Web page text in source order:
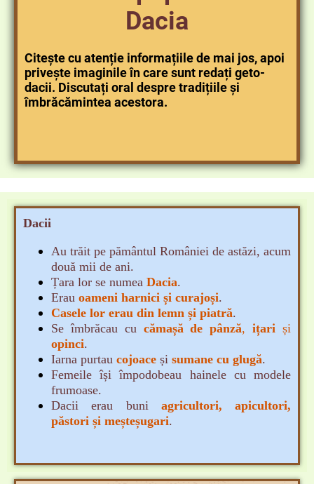
Dacia
Citește cu atenție informațiile de mai jos, apoi
privește imaginile în care sunt redați geto-
dacii. Discutați oral despre tradițiile și
îmbrăcămintea acestora.
Dacii
Au trăit pe pământul României de astăzi, acum
două mii de ani.
Țara lor se numea Dacia.
Erau oameni harnici și curajoși.
Casele lor erau din lemn și piatră.
Se îmbrăcau cu cămașă de pânză,ițari și
opinci.
Iarna purtau cojoace și sumane cu glugă.
Femeile își împodobeau hainele cu modele
frumoase.
Dacii erau buni agricultori, apicultori,
păstori și meșteșugari.